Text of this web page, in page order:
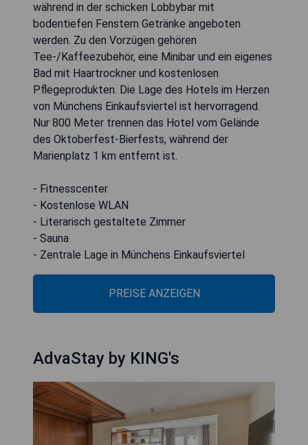
während in der schicken Lobbybar mit
bodentiefen Fenstern Getränke angeboten
werden. Zu den Vorzügen gehören
Tee-/Kaffeezubehör, eine Minibar und ein eigenes
Bad mit Haartrockner und kostenlosen
Pflegeprodukten. Die Lage des Hotels im Herzen
von Münchens Einkaufsviertel ist hervorragend.
Nur 800 Meter trennen das Hotel vom Gelände
des Oktoberfest-Bierfests, während der
Marienplatz 1 km entfernt ist.
- Fitnesscenter
- Kostenlose WLAN
- Literarisch gestaltete Zimmer
- Sauna
- Zentrale Lage in Münchens Einkaufsviertel
PREISE ANZEIGEN
AdvaStay by KING's